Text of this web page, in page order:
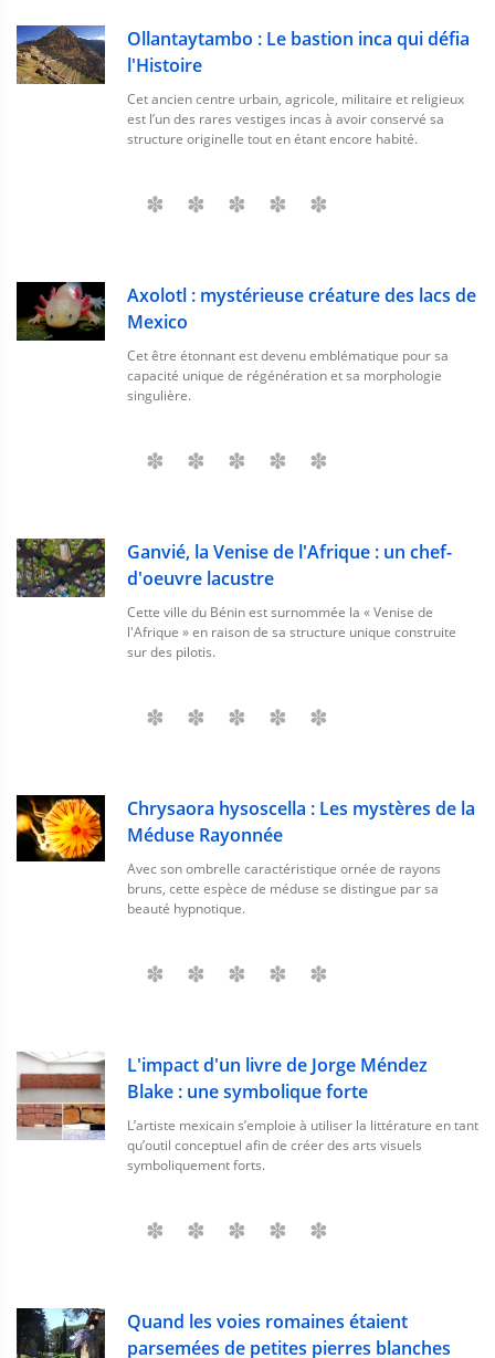
Ollantaytambo : Le bastion inca qui défia
l'Histoire
Cet ancien centre urbain, agricole, militaire et religieux
est l’un des rares vestiges incas à avoir conservé sa
structure originelle tout en étant encore habité.
Axolotl : mystérieuse créature des lacs de
Mexico
Cet être étonnant est devenu emblématique pour sa
capacité unique de régénération et sa morphologie
singulière.
Ganvié, la Venise de l'Afrique : un chef-
d'oeuvre lacustre
Cette ville du Bénin est surnommée la « Venise de
l'Afrique » en raison de sa structure unique construite
sur des pilotis.
Chrysaora hysoscella : Les mystères de la
Méduse Rayonnée
Avec son ombrelle caractéristique ornée de rayons
bruns, cette espèce de méduse se distingue par sa
beauté hypnotique.
L'impact d'un livre de Jorge Méndez
Blake : une symbolique forte
L’artiste mexicain s’emploie à utiliser la littérature en tant
qu’outil conceptuel afin de créer des arts visuels
symboliquement forts.
Quand les voies romaines étaient
parsemées de petites pierres blanches